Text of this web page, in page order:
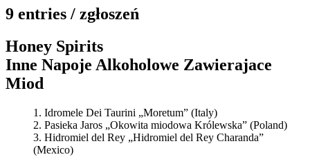
9 entries / zgłoszeń
Honey Spirits
Inne Napoje Alkoholowe Zawierajace
Miod
Idromele Dei Taurini „Moretum” (Italy)
Pasieka Jaros „Okowita miodowa Królewska” (Poland)
Hidromiel del Rey „Hidromiel del Rey Charanda”
(Mexico)